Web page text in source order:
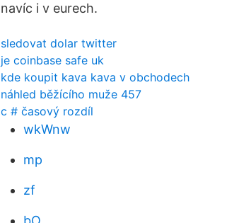
navíc i v eurech.
sledovat dolar twitter
je coinbase safe uk
kde koupit kava kava v obchodech
náhled běžícího muže 457
c # časový rozdíl
wkWnw
mp
zf